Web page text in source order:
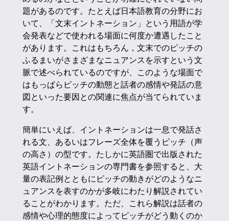
題があるのです。たとえば日本語教育の分野にお
いて、「文末イントネーション」という用語が学
会発表などで使われる場面に何度か遭遇したこと
があります。これはもちろん，文末でのピッチの
ふるまいがさまざまなニュアンスを示すという文
脈で述べられているのですが、このような場面で
はもっぱらピッチの動態と話者の感情や発話の意
図といった要因との関連に焦点が当てられていま
す。
簡単にいえば、イントネーションは一息で発話さ
れる文、あるいはフレーズ全体を覆うピッチ（声
の高さ）の型です。たしかに英語圏で出版された
英語イントネーションの専門書を参照すると、大
量の表記例とともにピッチの動きがどのようなニ
ュアンスを表すのかが多岐にわたり解説されてい
ることがわかります。ただ、これら解説は話者の
感情や心理的態度によってピッチがどう動くのか